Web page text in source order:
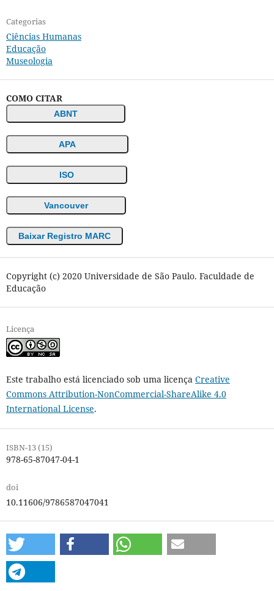
Categorias
Ciências Humanas
Educação
Museologia
COMO CITAR
ABNT
APA
ISO
Vancouver
Baixar Registro MARC
Copyright (c) 2020 Universidade de São Paulo. Faculdade de
Educação
Licença
Este trabalho está licenciado sob uma licença Creative
Commons Attribution-NonCommercial-ShareAlike 4.0
International License.
ISBN-13 (15)
978-65-87047-04-1
doi
10.11606/9786587047041